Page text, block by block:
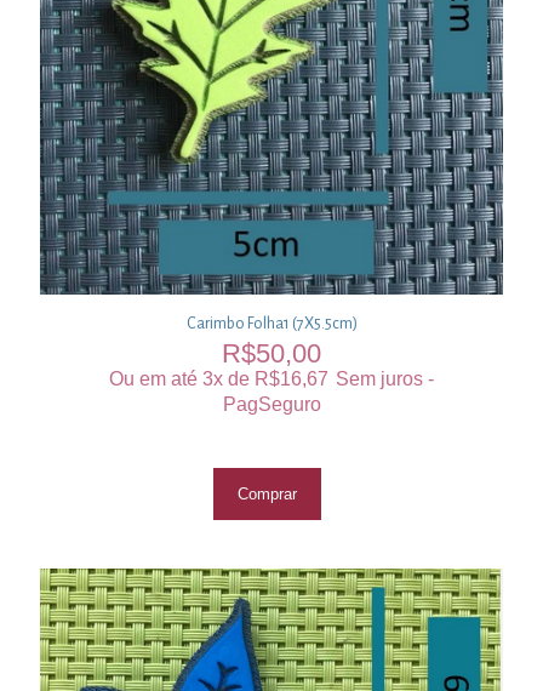
Carimbo Folha1 (7X5.5cm)
R$50,00
Ou em até 3x de R$16,67 Sem juros -
PagSeguro
Comprar